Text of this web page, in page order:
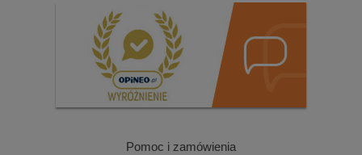
Pomoc i zamówienia